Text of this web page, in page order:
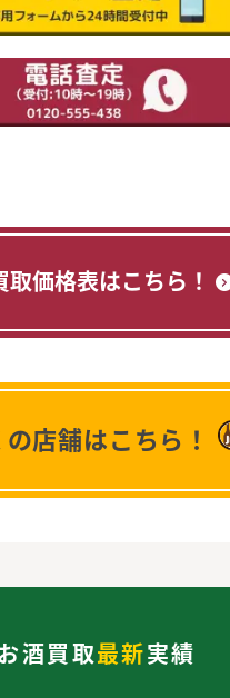
取価格表はこちら！
店舗はこちら！
酒買取最新実績